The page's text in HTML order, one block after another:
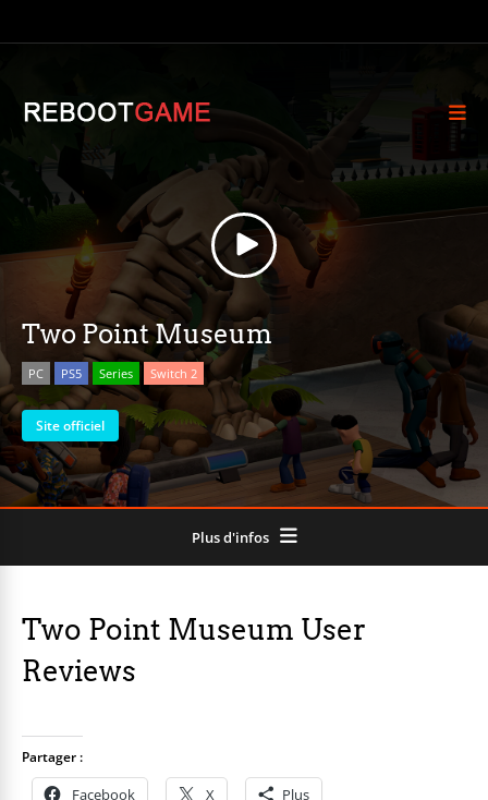
Two Point Museum
PC PS5 Series Switch 2
Site officiel
Plus d'infos
Two Point Museum User
Reviews
Partager :
Facebook X Plus